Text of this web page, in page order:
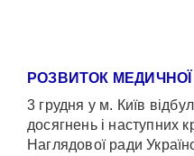
РОЗВИТОК МЕДИЧНОЇ
3 грудня у м. Київ
досягнень і наступних
Наглядової ради